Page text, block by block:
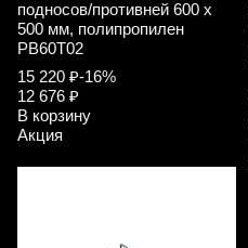
подносов/противней 600 x
500 мм, полипропилен
PB60T02
15 220 ₽-16%
12 676 ₽
В корзину
Акция